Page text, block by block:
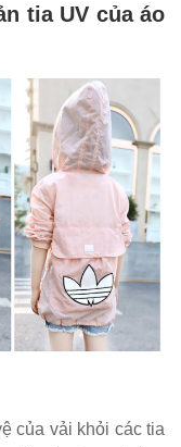
tia UV của áo
của vải khỏi các tia